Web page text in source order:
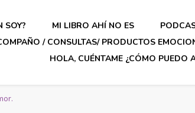
SOY? MI LIBRO AHÍ NO ES
/ CONSULTAS/ PRODUCTOS
HOLA, CUÉNTAME ¿CÓMO PUEDO